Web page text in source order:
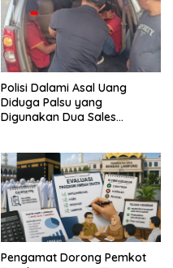
Polisi Dalami Asal Uang
Diduga Palsu yang
Digunakan Dua Sales
Pengamat Dorong Pemkot